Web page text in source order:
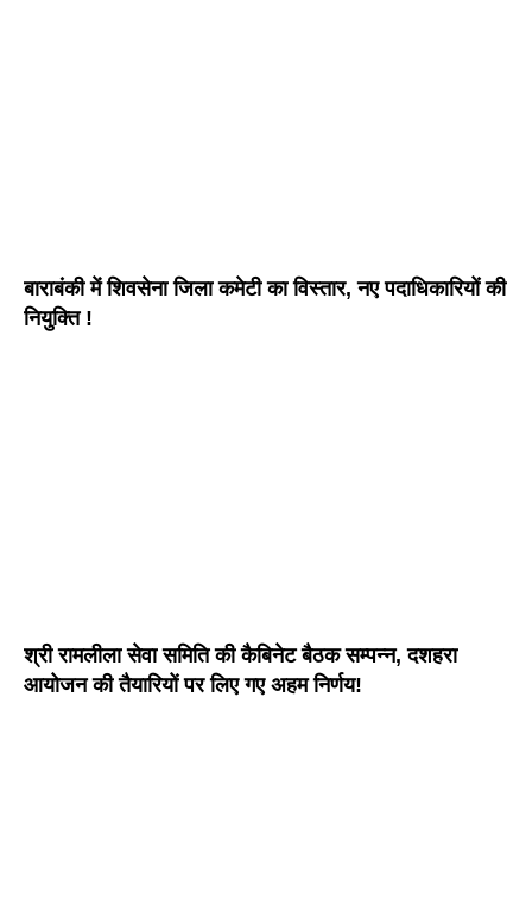
बाराबंकी में शिवसेना जिला कमेटी का विस्तार, नए पदाधिकारियों की
नियुक्ति !
श्री रामलीला सेवा समिति की कैबिनेट बैठक सम्पन्न, दशहरा
आयोजन की तैयारियों पर लिए गए अहम निर्णय!